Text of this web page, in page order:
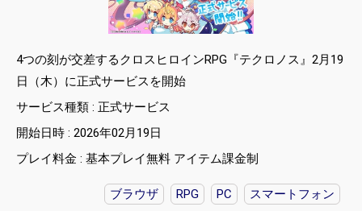
4つの刻が交差するクロスヒロインRPG『テクロノス』2月19
日（木）に正式サービスを開始
サービス種類 : 正式サービス
開始日時 : 2026年02月19日
プレイ料金 : 基本プレイ無料 アイテム課金制
ブラウザ RPG PC スマートフォン